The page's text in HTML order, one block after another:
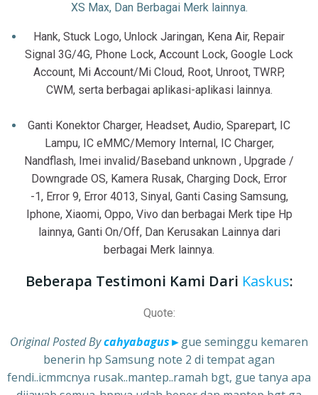
XS Max, Dan Berbagai Merk lainnya.
Hank, Stuck Logo, Unlock Jaringan, Kena Air, Repair
Signal 3G/4G, Phone Lock, Account Lock, Google Lock
Account, Mi Account/Mi Cloud, Root, Unroot, TWRP,
CWM, serta berbagai aplikasi-aplikasi lainnya.
Ganti Konektor Charger, Headset, Audio, Sparepart, IC
Lampu, IC eMMC/Memory Internal, IC Charger,
Nandflash, Imei invalid/Baseband unknown , Upgrade /
Downgrade OS, Kamera Rusak, Charging Dock, Error
-1, Error 9, Error 4013, Sinyal, Ganti Casing Samsung,
Iphone, Xiaomi, Oppo, Vivo dan berbagai Merk tipe Hp
lainnya, Ganti On/Off, Dan Kerusakan Lainnya dari
berbagai Merk lainnya.
Beberapa Testimoni Kami Dari Kaskus:
Quote:
Original Posted Bycahyabagus►gue seminggu kemaren
benerin hp Samsung note 2 di tempat agan
fendi..icmmcnya rusak..mantep..ramah bgt, gue tanya apa